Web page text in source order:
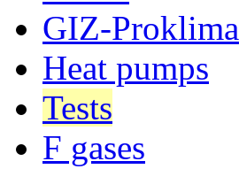
GIZ-Proklima
Heat pumps
Tests
F gases